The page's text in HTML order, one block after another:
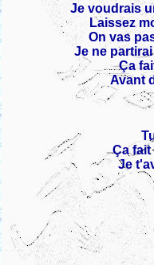
Je voudrais
Laissez
On vas
Je ne
Ça
Avant
Ça
Je